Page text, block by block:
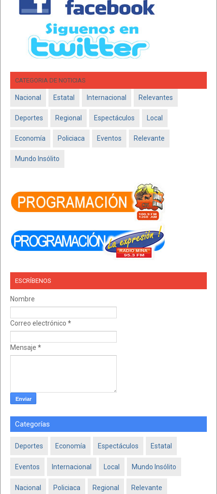
CATEGORIA DE NOTICIAS
Nacional Estatal Internacional Relevantes
Deportes Regional Espectáculos Local
Economía Policiaca Eventos Relevante
Mundo Insólito
ESCRÍBENOS
Nombre
Correo electrónico *
Mensaje *
Categorías
Deportes Economía Espectáculos Estatal
Eventos Internacional Local Mundo Insólito
Nacional Policiaca Regional Relevante